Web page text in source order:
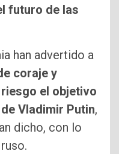
futuro de las
han advertido a
coraje y
el objetivo
Vladimir Putin,
dicho, con lo